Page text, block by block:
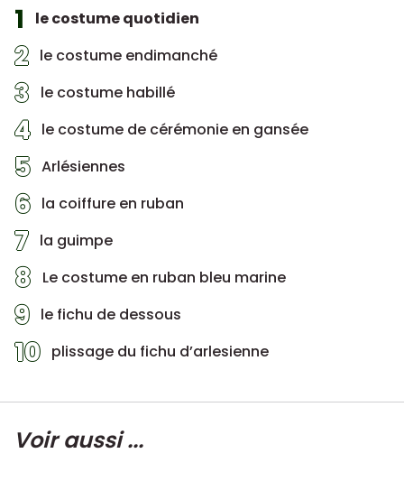
1 le costume quotidien
2 le costume endimanché
3 le costume habillé
4 le costume de cérémonie en gansée
5 Arlésiennes
6 la coiffure en ruban
7 la guimpe
8 Le costume en ruban bleu marine
9 le fichu de dessous
10 plissage du fichu d’arlesienne
Voir aussi ...